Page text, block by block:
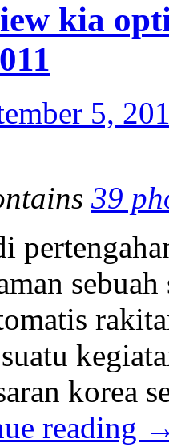
kia
5,
39
korea
reading